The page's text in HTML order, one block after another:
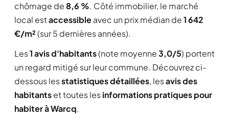
chômage de8,6 %. Côté immobilier, le marché
local estaccessibleavec un prix médian de1 642
€/m²(sur 5 dernières années).
Les1 avis d'habitants(note moyenne3,0/5) portent
un regard mitigé sur leur commune. Découvrez ci-
dessous lesstatistiques détaillées, lesavis des
habitantset toutes lesinformations pratiques pour
habiter à Warcq.